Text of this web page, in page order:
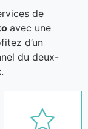
de
avec une
d’un
du deux-
.